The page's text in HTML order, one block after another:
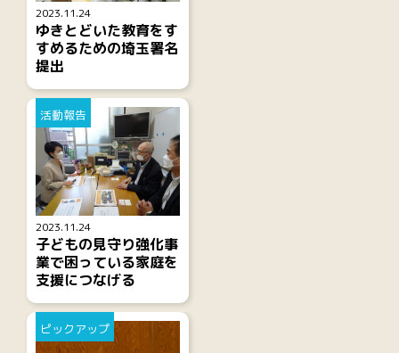
2023.11.24
ゆきとどいた教育をす
すめるための埼玉署名
提出
2023.11.24
活動報告
子どもの見守り強化事
業で困っている家庭を
支援につなげる
ピックアップ